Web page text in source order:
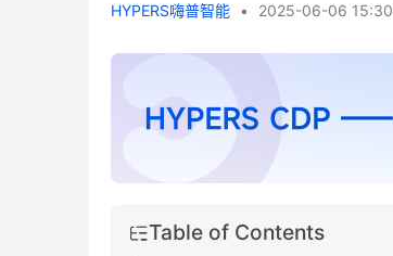
HYPERS嗨普智能 • 2025-06-06 15:30
Table of Contents